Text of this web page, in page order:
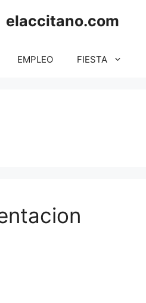
elaccitano.com
EMPLEO FIESTA